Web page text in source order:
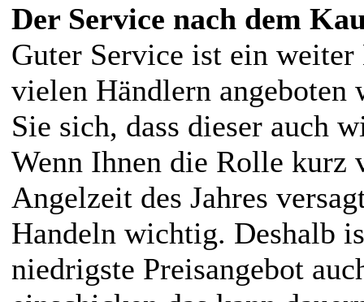
Der Service nach dem
Guter Service ist ein
vielen Händlern angeboten
Sie sich, dass dieser auch
Wenn Ihnen die Rolle kurz
Angelzeit des Jahres
Handeln wichtig. Deshalb
niedrigste Preisangebot